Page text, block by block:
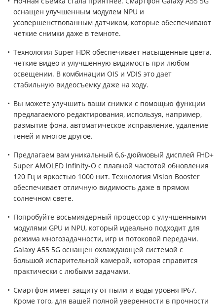
оснащен улучшенным модулем NPU и
усовершенствованным датчиком, которые обеспечивают
четкие снимки даже в темноте.
Технология Super HDR обеспечивает насыщенные цвета,
четкие видео и улучшенную видимость при любом
освещении. В комбинации OIS и VDIS это дает
стабильную видеосъемку даже на ходу.
Вы можете улучшить ваши снимки с помощью функции
предлагаемого редактирования, используя, например,
размытие фона, автоматическое исправление, удаление
теней и многое другое.
Предлагаем вам уникальный 6,6-дюймовый дисплей FHD+
Super AMOLED Infinity-O с плавной частотой обновления
120 Гц и яркостью 1000 нит. Технология Vision Booster
обеспечивает отличную видимость даже в прямом
солнечном свете.
Попробуйте восьмиядерный процессор с улучшенными
модулями GPU и NPU, который идеально подходит для
режима многозадачности, игр и потоковой передачи.
Galaxy A55 5G оснащен охлаждающей системой с
большой испарительной камерой, которая справится
практически с любыми задачами.
Смартфон имеет защиту от пыли и воды уровня IP67.
Кроме того, для вашей полной уверенности в прочности